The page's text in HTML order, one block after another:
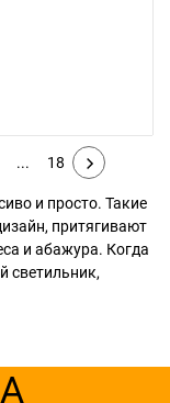
... 18
и просто. Такие
притягивают
и абажура. Когда
светильник,